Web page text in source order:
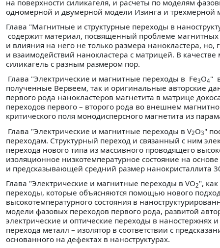
на поверхности силикагеля, и расчеты по моделям
одномерной и двумерной модели Изинга и трехмерной
Глава "Магнитные и структурные переходы в
содержит материал, посвященный проблеме магнитных
и влияния на него не только размера нанокластера,
и взаимодействий нанокластера с матрицей. В
силикагель с разным размером пор.
Глава "Электрические и магнитные переходы в Fe3O4"
полученные Вервеем, так и оригинальные авторские
первого рода нанокластеров магнетита в матрице
переходов первого – второго рода во внешнем
критического поля монодисперсного магнетита из
Глава "Электрические и магнитные переходы в V2O3"
переходам. Структурный переход и связанный с ним
перехода нового типа из массивного проводящего
изоляционное низкотемпературное состояние на
и предсказывающей средний размер нанокристаллита
Глава "Электрические и магнитные переходы в VO2",
переходы, которые объясняются помощью нового
высокотемпературного состояния в
модели фазовых переходов первого рода, развитой
электрические и оптические переходы в
перехода металл – изолятор в соответствии с
основанного на дефектах в наноструктурах.